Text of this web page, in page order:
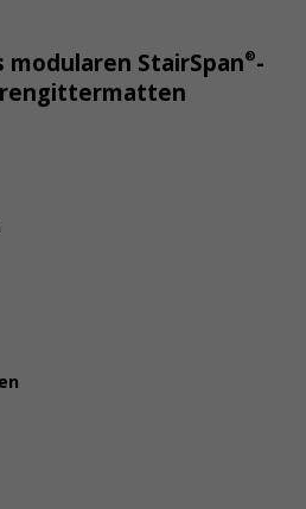
modularen StairSpan®-